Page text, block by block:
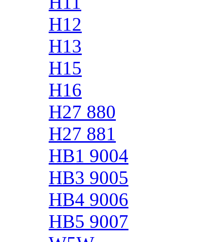
H12
H13
H15
H16
H27 880
H27 881
HB1 9004
HB3 9005
HB4 9006
HB5 9007